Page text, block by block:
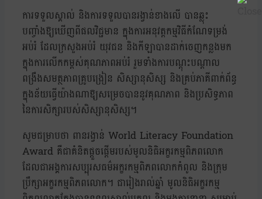
ការទទួលស្គាល់ និងការទទួលបានរង្វាន់ខាងលើ បានឆ្លុះ
បញ្ចាំងឱ្យឃើញពីផលវិជ្ជមាន ក្នុងការអនុវត្តកម្មវិធីកំណែទម្រង់
អប់រំ ដែលក្រសួងអប់រំ យុវជន និងកីឡាបានដាក់ចេញកន្លងមក
ក្នុងការលើកកម្ពស់គុណភាពអប់រំ រួមទាំងការបណ្ដុះបណ្ដាល
ពង្រឹងសមត្ថភាពគ្រូបង្រៀន សិស្សានុសិស្ស និងគ្រប់ភាគីពាក់ព័ន្ធ
ក្នុងន័យធ្វើយ៉ាងណាឱ្យសម្រេចបាននូវគុណភាព និងប្រសិទ្ធភាព
នៃការសិក្សារបស់សិស្សានុសិស្ស។
សូមជម្រាបថា ពានរង្វាន់ World Literacy Foundation
Award គឺជាគំនិតផ្តួចផ្តើមរបស់មូលនិធិអក្ខរកម្មពិភពលោក
ដែលជាអង្គការសប្បុរសធម៌អក្ខរកម្មពិភពលោកកំពូល និងក្រុម
ប្រឹក្សាអក្ខរកម្មពិភពលោក។ ជារៀងរាល់ឆ្នាំ មូលនិធិអក្ខរកម្ម